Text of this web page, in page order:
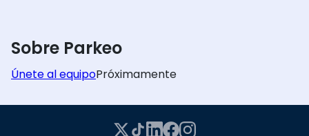
Sobre Parkeo
Únete al equipoPróximamente